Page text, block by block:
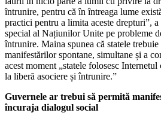
întrunire, pentru că în întreaga lume
practici pentru a limita aceste drepturi”,
special al Națiunilor Unite pe probleme
întrunire. Maina spunea că statele
manifestărilor spontane, simultane și a
acest moment „statele folosesc
la liberă asociere și întrunire.”
Guvernele ar trebui să permită
încuraja dialogul social